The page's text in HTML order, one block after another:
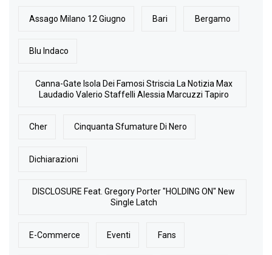
Assago Milano 12 Giugno Bari Bergamo
Blu Indaco
Canna-Gate Isola Dei Famosi Striscia La Notizia Max
Laudadio Valerio Staffelli Alessia Marcuzzi Tapiro
Cher Cinquanta Sfumature Di Nero
Dichiarazioni
DISCLOSURE Feat. Gregory Porter "HOLDING ON" New
Single Latch
E-Commerce Eventi Fans